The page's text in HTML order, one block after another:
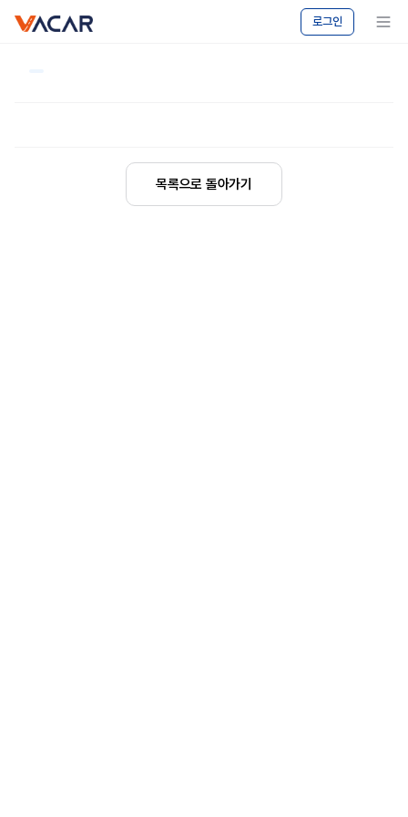
로그인
메뉴 보기
목록으로 돌아가기